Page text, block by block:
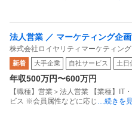
法人営業 ／ マーケティング企
内最大級の共通ポイントサービ
目指すデータマーケティングカ
株式会社ロイヤリティマーケティング
新着 大手企業 自社サービス 土日
年収500万円〜600万円
【職種】営業＞法人営業 【業種】IT
ビス ※会員属性などに応じ
…続きを